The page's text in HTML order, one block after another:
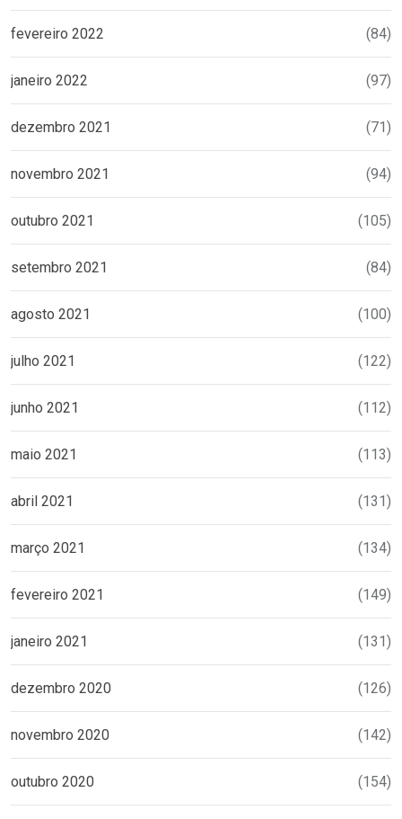
fevereiro 2022 (84)
janeiro 2022 (97)
dezembro 2021 (71)
novembro 2021 (94)
outubro 2021 (105)
setembro 2021 (84)
agosto 2021 (100)
julho 2021 (122)
junho 2021 (112)
maio 2021 (113)
abril 2021 (131)
março 2021 (134)
fevereiro 2021 (149)
janeiro 2021 (131)
dezembro 2020 (126)
novembro 2020 (142)
outubro 2020 (154)